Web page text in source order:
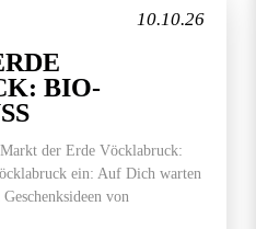
10.10.26
BIO-
der Erde Vöcklabruck:
ein: Auf Dich warten
von